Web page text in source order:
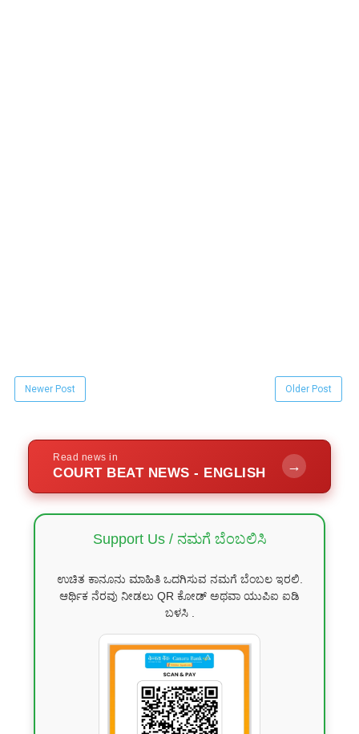
Newer Post Older Post
Read news in
COURT BEAT NEWS - ENGLISH →
Support Us / ನಮಗೆ ಬೆಂಬಲಿಸಿ
ಉಚಿತ ಕಾನೂನು ಮಾಹಿತಿ ಒದಗಿಸುವ ನಮಗೆ ಬೆಂಬಲ ಇರಲಿ.
ಆರ್ಥಿಕ ನೆರವು ನೀಡಲು QR ಕೋಡ್ ಅಥವಾ ಯುಪಿಐ ಐಡಿ
ಬಳಸಿ .